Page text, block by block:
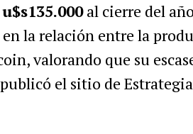
u$s135.000al cierre del
la relación entre la
valorando que su
el sitio de